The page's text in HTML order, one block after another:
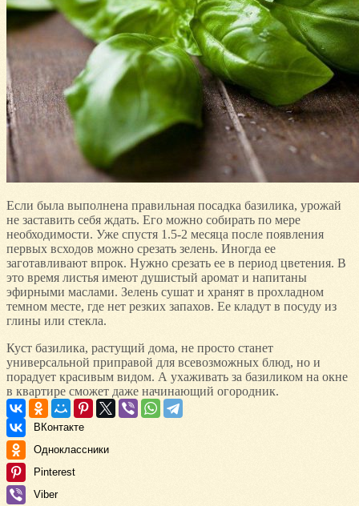
Если была выполнена правильная посадка базилика, урожай
не заставить себя ждать. Его можно собирать по мере
необходимости. Уже спустя 1.5-2 месяца после появления
первых всходов можно срезать зелень. Иногда ее
заготавливают впрок. Нужно срезать ее в период цветения. В
это время листья имеют душистый аромат и напитаны
эфирными маслами. Зелень сушат и хранят в прохладном
темном месте, где нет резких запахов. Ее кладут в посуду из
глины или стекла.
Куст базилика, растущий дома, не просто станет
универсальной приправой для всевозможных блюд, но и
порадует красивым видом. А ухаживать за базиликом на окне
в квартире сможет даже начинающий огородник.
ВКонтакте
Одноклассники
Pinterest
Viber